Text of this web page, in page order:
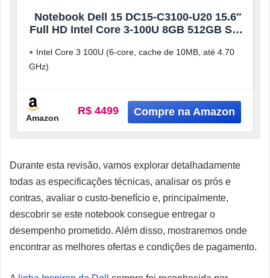
Notebook Dell 15 DC15-C3100-U20 15.6″
Full HD Intel Core 3-100U 8GB 512GB SSD
Intel Core 3 100U (6-core, cache de 10MB, até 4.70
GHz)
8GB DDR5 (1x8GB)
Amazon
R$ 4499
Durante esta revisão, vamos explorar detalhadamente
todas as especificações técnicas, analisar os prós e
contras, avaliar o custo-benefício e, principalmente,
descobrir se este notebook consegue entregar o
desempenho prometido. Além disso, mostraremos onde
encontrar as melhores ofertas e condições de pagamento.